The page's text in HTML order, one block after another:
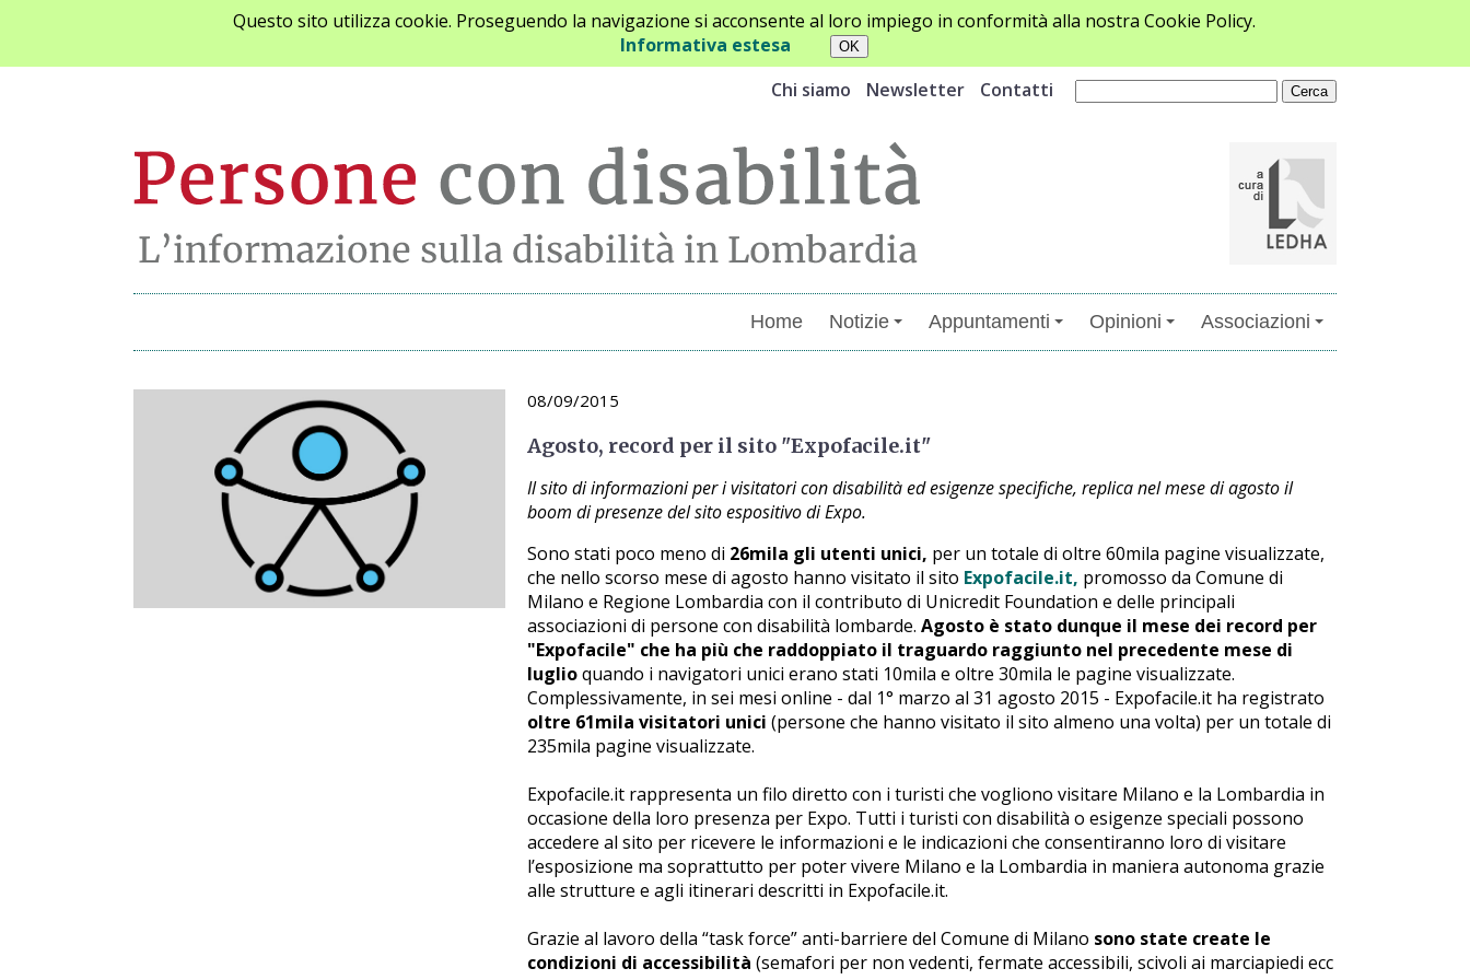
Questo sito utilizza cookie. Proseguendo la navigazione si acconsente al loro impiego in conformità alla nostra Cookie Policy.
Informativa estesa
Chi siamo
Newsletter Contatti
Home Notizie Appuntamenti Opinioni Associazioni
Archivio notizie 08/09/2015
Agosto, record per il sito "Expofacile.it"
Il sito di informazioni per i visitatori con disabilità ed esigenze specifiche, replica nel mese di agosto il
boom di presenze del sito espositivo di Expo.
Sono stati poco meno di 26mila gli utenti unici, per un totale di oltre 60mila pagine visualizzate,
che nello scorso mese di agosto hanno visitato il sito Expofacile.it, promosso da Comune di
Milano e Regione Lombardia con il contributo di Unicredit Foundation e delle principali
associazioni di persone con disabilità lombarde. Agosto è stato dunque il mese dei record per
"Expofacile" che ha più che raddoppiato il traguardo raggiunto nel precedente mese di
luglioquando i navigatori unici erano stati 10mila e oltre 30mila le pagine visualizzate.
Complessivamente, in sei mesi online - dal 1° marzo al 31 agosto 2015 - Expofacile.it ha registrato
oltre 61mila visitatori unici (persone che hanno visitato il sito almeno una volta) per un totale di
235mila pagine visualizzate.
Expofacile.it rappresenta un filo diretto con i turisti che vogliono visitare Milano e la Lombardia in
occasione della loro presenza per Expo. Tutti i turisti con disabilità o esigenze speciali possono
accedere al sito per ricevere le informazioni e le indicazioni che consentiranno loro di visitare
l’esposizione ma soprattutto per poter vivere Milano e la Lombardia in maniera autonoma grazie
alle strutture e agli itinerari descritti in Expofacile.it.
Grazie al lavoro della “task force” anti-barriere del Comune di Milano sono state create le
condizioni di accessibilità (semafori per non vedenti, fermate accessibili, scivoli ai marciapiedi ecc